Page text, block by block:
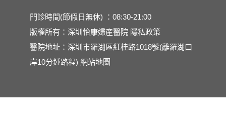
門診時間(節假日無休) ：08:30-21:00
版權所有：深圳怡康婦産醫院 隱私政策
醫院地址：深圳市羅湖區紅桂路1018號(離羅湖口
岸10分鍾路程)網站地圖